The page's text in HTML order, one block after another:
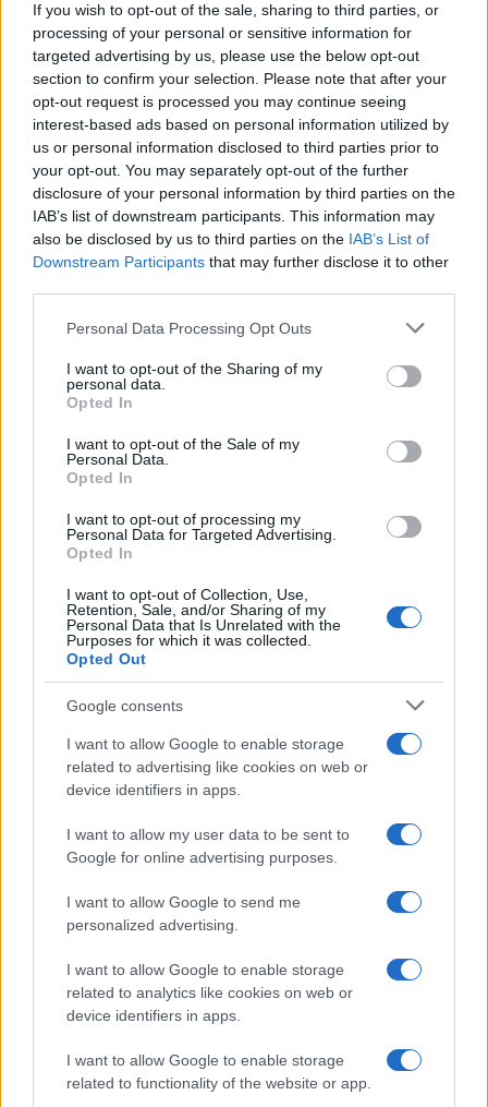
If you wish to opt-out of the sale, sharing to third parties, or
processing of your personal or sensitive information for
targeted advertising by us, please use the below opt-out
section to confirm your selection. Please note that after your
opt-out request is processed you may continue seeing
interest-based ads based on personal information utilized by
us or personal information disclosed to third parties prior to
your opt-out. You may separately opt-out of the further
disclosure of your personal information by third parties on the
IAB’s list of downstream participants. This information may
also be disclosed by us to third parties on the IAB’s List of
Downstream Participants that may further disclose it to other
Please note that this website/app uses one or more Google
not limited to your visit or usage behaviour. You may click to
grant or deny consent to Google and its third-party tags to
use your data for below specified purposes in below Google
consent section.
Personal Data Processing Opt Outs
I want to opt-out of the Sharing of my
personal data.
Opted In
I want to opt-out of the Sale of my
Personal Data.
Opted In
I want to opt-out of processing my
Personal Data for Targeted Advertising.
Opted In
I want to opt-out of Collection, Use,
Retention, Sale, and/or Sharing of my
Personal Data that Is Unrelated with the
Purposes for which it was collected.
Opted Out
Google consents
I want to allow Google to enable storage
related to advertising like cookies on web or
device identifiers in apps.
I want to allow my user data to be sent to
Google for online advertising purposes.
I want to allow Google to send me
personalized advertising.
I want to allow Google to enable storage
related to analytics like cookies on web or
device identifiers in apps.
I want to allow Google to enable storage
related to functionality of the website or app.
principio. ¿Cuáles son las métricas más relevantes
para tus objetivos de negocio? Ya sea la tasa de
clics, el costo por adquisición o el retorno sobre la
inversión. Tener claridad en estos aspectos te
permitirá enfocar tus esfuerzos de manera más
eficaz.
Finalmente, no subestimes la importancia de la
prueba y el error. Realiza A/B testingen tus
mejor con tu audiencia. La optimización continua
¿Estás listo para aplicar estas tácticas y llevar tu
estrategia al siguiente nivel?
Staff
Sigue leyendo